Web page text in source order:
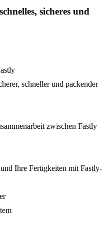
sicheres und
schneller und packender
zwischen Fastly
Ihre Fertigkeiten mit Fastly-